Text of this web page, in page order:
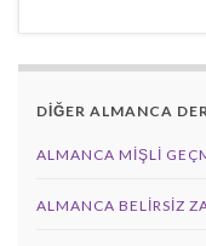
DİĞER ALMANCA
ALMANCA MIŞLI
ALMANCA BELIRSIZ